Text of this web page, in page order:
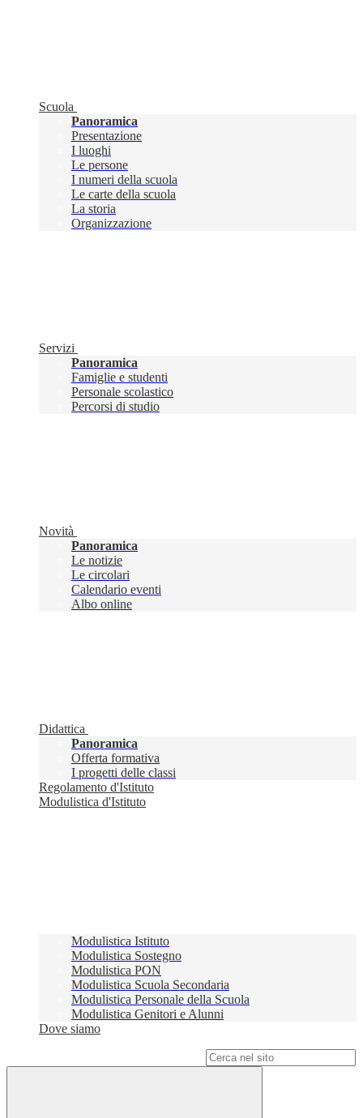
Scuola
Panoramica
Presentazione
I luoghi
Le persone
I numeri della scuola
Le carte della scuola
La storia
Organizzazione
Servizi
Panoramica
Famiglie e studenti
Personale scolastico
Percorsi di studio
Novità
Panoramica
Le notizie
Le circolari
Calendario eventi
Albo online
Didattica
Panoramica
Offerta formativa
I progetti delle classi
Regolamento d'Istituto
Modulistica d'Istituto
Modulistica Istituto
Modulistica Sostegno
Modulistica PON
Modulistica Scuola Secondaria
Modulistica Personale della Scuola
Modulistica Genitori e Alunni
Dove siamo